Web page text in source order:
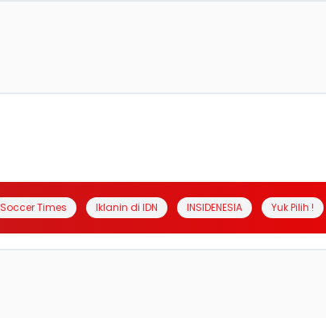
Soccer Times Iklanin di IDN INSIDENESIA Yuk Pilih !